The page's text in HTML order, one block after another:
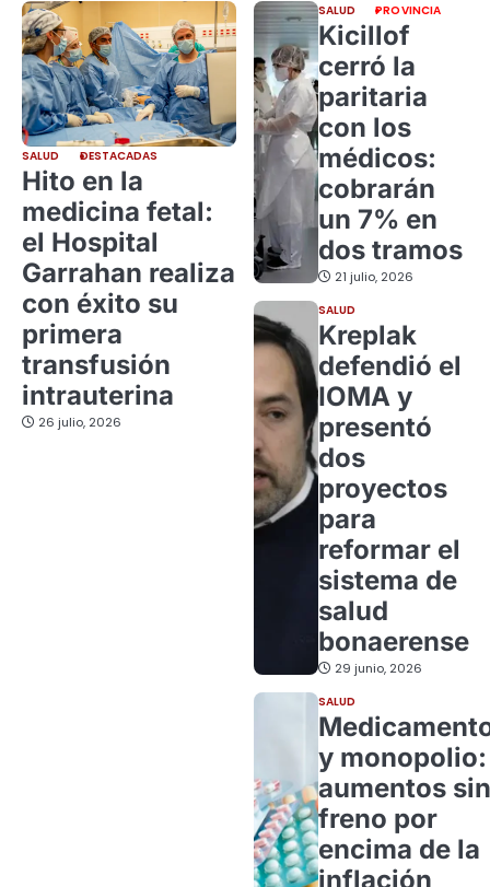
SALUD DESTACADAS
Hito en la
medicina fetal:
el Hospital
Garrahan realiza
con éxito su
primera
transfusión
intrauterina
26 julio, 2026
SALUD PROVINCIA
Kicillof
cerró la
paritaria
con los
médicos:
cobrarán
un 7% en
dos tramos
21 julio, 2026
SALUD
Kreplak
defendió el
IOMA y
presentó
dos
proyectos
para
reformar el
sistema de
salud
bonaerense
29 junio, 2026
SALUD
y monopolio:
aumentos sin
freno por
encima de la
inflación